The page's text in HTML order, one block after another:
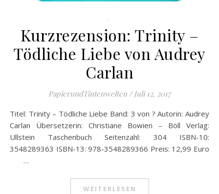
.
Kurzrezension: Trinity –
Tödliche Liebe von Audrey
Carlan
PapierundTintenwelten / Juli 12, 2017
Titel: Trinity – Tödliche Liebe Band: 3 von ? Autorin: Audrey
Carlan Übersetzerin: Christiane Bowien – Böll Verlag:
Ullstein Taschenbuch Seitenzahl: 304 ISBN-10:
3548289363 ISBN-13: 978-3548289366 Preis: 12,99 Euro
…
WEITERLESEN